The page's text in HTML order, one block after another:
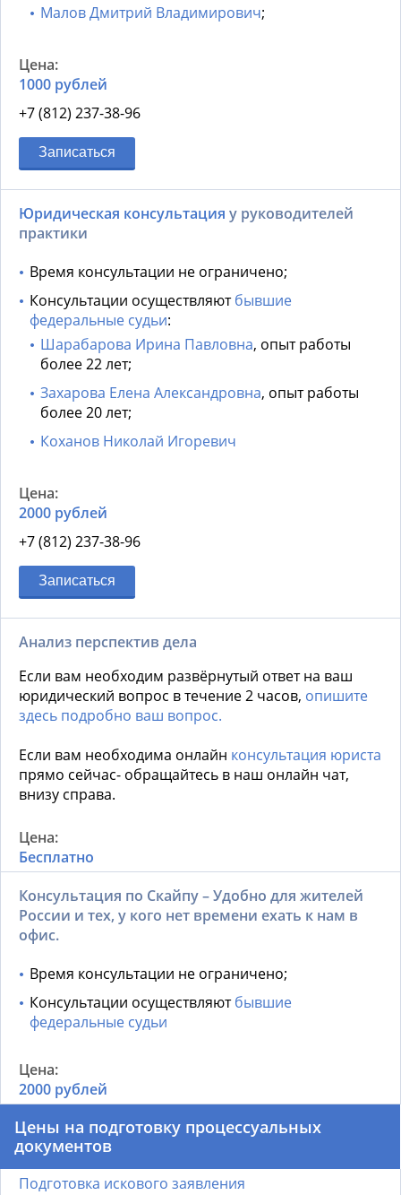
Малов Дмитрий Владимирович;
1000 рублей
+7 (812) 237-38-96
Записаться
Юридическая консультация у руководителей
практики
Время консультации не ограничено;
Консультации осуществляютбывшие
федеральные судьи:
Шарабарова Ирина Павловна, опыт работы
более 22 лет;
Захарова Елена Александровна, опыт работы
более 20 лет;
Коханов Николай Игоревич
2000 рублей
+7 (812) 237-38-96
Записаться
Анализ перспектив дела
Если вам необходим развёрнутый ответ на ваш
юридический вопрос в течение 2 часов, опишите
здесь подробно ваш вопрос.
Если вам необходима онлайн консультация юриста
прямо сейчас- обращайтесь в наш онлайн чат,
внизу справа.
Бесплатно
Консультация по Скайпу – Удобно для жителей
России и тех, у кого нет времени ехать к нам в
офис.
Время консультации не ограничено;
Консультации осуществляютбывшие
федеральные судьи
2000 рублей
Цены на подготовку процессуальных
документов
Подготовка искового заявления